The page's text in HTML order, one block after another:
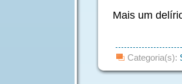
Mais um
Categoria(s):